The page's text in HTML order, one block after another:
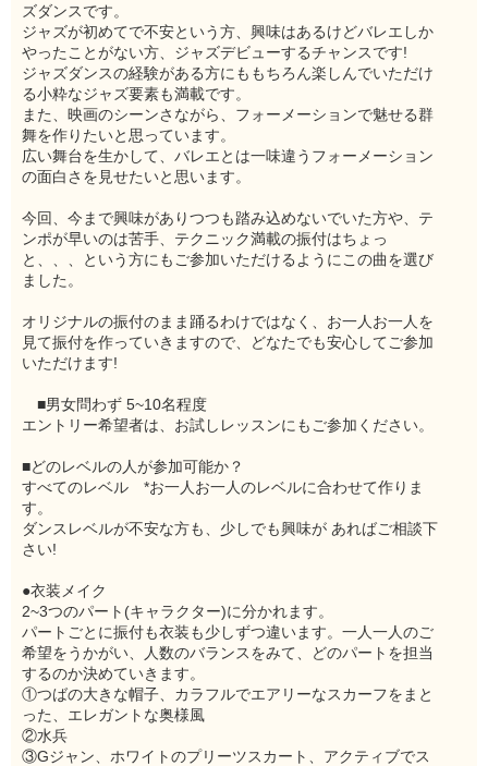
ズダンスです。
ジャズが初めてで不安という方、興味はあるけどバレエしか
やったことがない方、ジャズデビューするチャンスです!
ジャズダンスの経験がある方にももちろん楽しんでいただけ
る小粋なジャズ要素も満載です。
また、映画のシーンさながら、フォーメーションで魅せる群
舞を作りたいと思っています。
広い舞台を生かして、バレエとは一味違うフォーメーション
の面白さを見せたいと思います。
今回、今まで興味がありつつも踏み込めないでいた方や、テ
ンポが早いのは苦手、テクニック満載の振付はちょっ
と、、、という方にもご参加いただけるようにこの曲を選び
ました。
オリジナルの振付のまま踊るわけではなく、お一人お一人を
見て振付を作っていきますので、どなたでも安心してご参加
いただけます!
■男女問わず 5~10名程度
エントリー希望者は、お試しレッスンにもご参加ください。
■どのレベルの人が参加可能か？
すべてのレベル *お一人お一人のレベルに合わせて作りま
す。
ダンスレベルが不安な方も、少しでも興味が あればご相談下
さい!
●衣装メイク
2~3つのパート(キャラクター)に分かれます。
パートごとに振付も衣装も少しずつ違います。一人一人のご
希望をうかがい、人数のバランスをみて、どのパートを担当
するのか決めていきます。
①つばの大きな帽子、カラフルでエアリーなスカーフをまと
った、エレガントな奥様風
②水兵
③Gジャン、ホワイトのプリーツスカート、アクティブでス